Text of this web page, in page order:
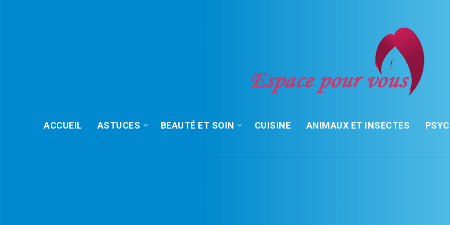
ACCUEIL ASTUCES BEAUTÉ ET SOIN CUISINE ANIMAUX ET INSECTES